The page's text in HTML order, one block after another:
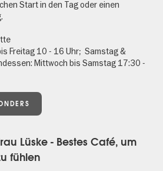
Start in den Tag oder einen
Freitag 10 - 16 Uhr; Samstag &
Mittwoch bis Samstag 17:30 -
Lüske - Bestes Café, um
fühlen